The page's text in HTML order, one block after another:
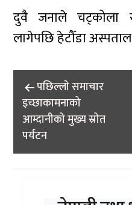
दुवै जनाले चट्कोला
लागेपछि हेटौँडा
Post
navigation
पछिल्लाे समाचार
इच्छाकामनाको
आम्दानीको मुख्य स्रोत
पर्यटन